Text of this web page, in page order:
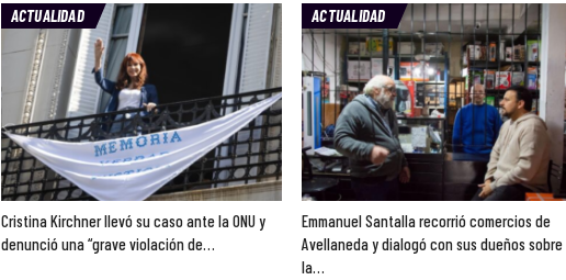
ACTUALIDAD
Cristina Kirchner llevó su caso ante la ONU y
denunció una “grave violación de…
ACTUALIDAD
Emmanuel Santalla recorrió comercios de
Avellaneda y dialogó con sus dueños sobre
la…